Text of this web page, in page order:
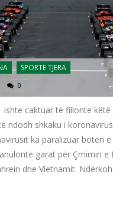
SPORTE TJERA
0
ishte caktuar të fillonte këtë
ndodh shkaku i
ka paralizuar botën
garat për Çmimin e
dhe Vietnamit.